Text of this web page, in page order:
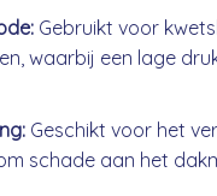
Gebruikt voor
waarbij een lage
Geschikt voor het
schade aan het